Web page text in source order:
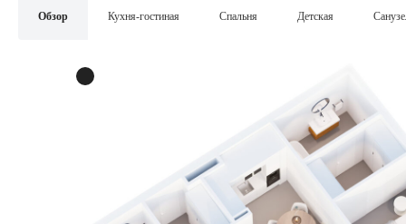
Обзор Кухня-гостиная Спальня Детская